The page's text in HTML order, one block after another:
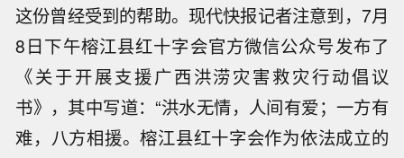
这份曾经受到的帮助。现代快报记者注意到，7月
8日下午榕江县红十字会官方微信公众号发布了
《关于开展支援广西洪涝灾害救灾行动倡议
书》，其中写道：“洪水无情，人间有爱；一方有
难，八方相援。榕江县红十字会作为依法成立的